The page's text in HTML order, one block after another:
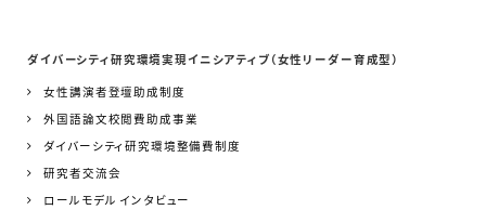
ダイバーシティ研究環境実現イニシアティブ（女性リーダー育成型）
女性講演者登壇助成制度
外国語論文校閲費助成事業
ダイバーシティ研究環境整備費制度
研究者交流会
ロールモデル インタビュー